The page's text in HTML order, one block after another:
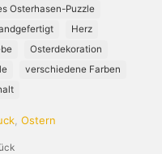
Ostern
Osterhasen-Puzzle
Herz
Osterdekoration
verschiedene Farben